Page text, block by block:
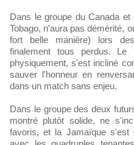
Dans le groupe du Canada
Tobago, n'aura pas démérité,
fort belle manière) lors
finalement tous perdus.
physiquement, s'est incliné
sauver l'honneur en
dans un match sans enjeu.
Dans le groupe des deux
montré plutôt solide, ne
favoris, et la Jamaïque s'est